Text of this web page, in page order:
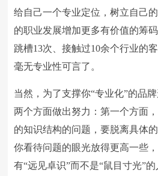
给自己一个专业定位，树立自己
的职业发展增加更多有价值的筹
跳槽13次、接触过10余个行业的
毫无专业性可言了。
当然，为了支撑你“专业化”的品
两个方面做出努力：第一个方面
的知识结构的问题，要脱离具体
你看待问题的眼光放得更高一些
有“远见卓识”而不是“鼠目寸光”